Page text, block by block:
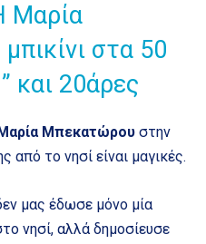
Μαρία
στα 50
και 20άρες
Μαρία Μπεκατώρου στην
από το νησί είναι μαγικές.
μας έδωσε μόνο μία
νησί, αλλά δημοσίευσε